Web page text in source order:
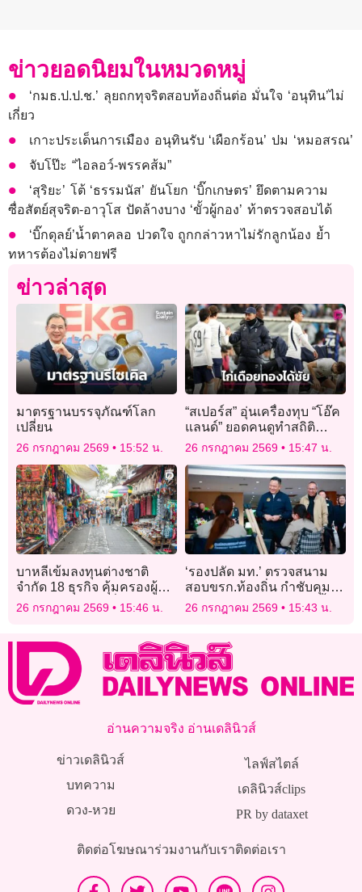
ข่าวยอดนิยมในหมวดหมู่
‘กมธ.ป.ป.ช.’ ลุยถกทุจริตสอบท้องถิ่นต่อ มั่นใจ ‘อนุทิน’ไม่
เกี่ยว
เกาะประเด็นการเมือง อนุทินรับ ‘เผือกร้อน’ ปม ‘หมอสรณ’
จับโป๊ะ “ไอลอว์-พรรคส้ม”
‘สุริยะ’ โต้ ‘ธรรมนัส’ ยันโยก ‘บิ๊กเกษตร’ ยึดตามความ
ซื่อสัตย์สุจริต-อาวุโส ปัดล้างบาง ‘ขั้วผู้กอง’ ท้าตรวจสอบได้
‘บิ๊กดุลย์’น้ำตาคลอ ปวดใจ ถูกกล่าวหาไม่รักลูกน้อง ย้ำ
ทหารต้องไม่ตายฟรี
ข่าวล่าสุด
มาตรฐานบรรจุภัณฑ์โลก
เปลี่ยน
26 กรกฎาคม 2569 15:52 น.
“สเปอร์ส” อุ่นเครื่องทุบ “โอ๊ค
แลนด์” ยอดคนดูทำสถิติ
สนาม
26 กรกฎาคม 2569 15:47 น.
บาหลีเข้มลงทุนต่างชาติ
จำกัด 18 ธุรกิจ คุ้มครองผู้
ประกอบการท้องถิ่น
26 กรกฎาคม 2569 15:46 น.
‘รองปลัด มท.’ ตรวจสนาม
สอบขรก.ท้องถิ่น กำชับคุม
เข้มโกง พบทุจริตฟันไม่เลี้ยง!
26 กรกฎาคม 2569 15:43 น.
อ่านความจริง อ่านเดลินิวส์
ข่าวเดลินิวส์
บทความ
ดวง-หวย
ไลฟ์สไตล์
เดลินิวส์clips
PR by dataxet
ติดต่อโฆษณาร่วมงานกับเราติดต่อเรา